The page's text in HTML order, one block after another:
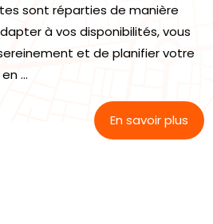
sont réparties de manière
à vos disponibilités, vous
et de planifier votre
...
En savoir plus